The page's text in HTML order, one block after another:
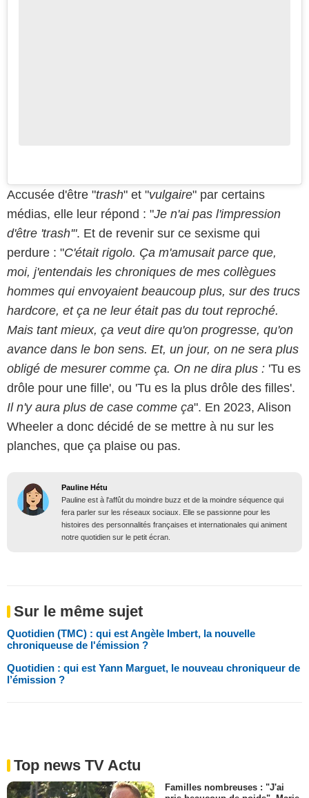
Accusée d'être "trash" et "vulgaire" par certains
médias, elle leur répond : "Je n'ai pas l'impression
d'être 'trash'". Et de revenir sur ce sexisme qui
perdure : "C'était rigolo. Ça m'amusait parce que,
moi, j'entendais les chroniques de mes collègues
hommes qui envoyaient beaucoup plus, sur des trucs
hardcore, et ça ne leur était pas du tout reproché.
Mais tant mieux, ça veut dire qu'on progresse, qu'on
avance dans le bon sens. Et, un jour, on ne sera plus
obligé de mesurer comme ça. On ne dira plus : 'Tu es
drôle pour une fille', ou 'Tu es la plus drôle des filles'.
Il n'y aura plus de case comme ça". En 2023, Alison
Wheeler a donc décidé de se mettre à nu sur les
planches, que ça plaise ou pas.
Pauline Hétu
Pauline est à l'affût du moindre buzz et de la moindre séquence qui
fera parler sur les réseaux sociaux. Elle se passionne pour les
histoires des personnalités françaises et internationales qui animent
notre quotidien sur le petit écran.
Sur le même sujet
Quotidien (TMC) : qui est Angèle Imbert, la nouvelle
chroniqueuse de l'émission ?
Quotidien : qui est Yann Marguet, le nouveau chroniqueur de
l’émission ?
Top news TV Actu
Familles nombreuses : "J'ai